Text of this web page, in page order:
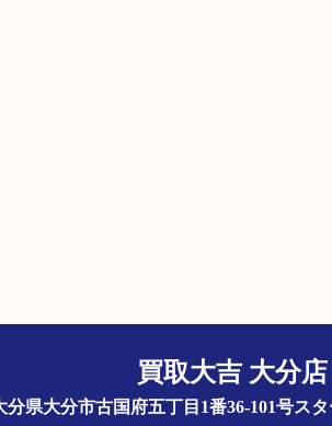
買取大吉 大分
分県大分市古国府五丁目1番36-101号ス